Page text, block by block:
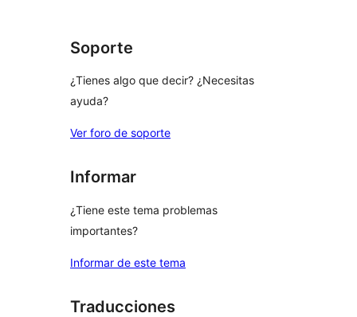
Soporte
¿Tienes algo que decir? ¿Necesitas
ayuda?
Ver foro de soporte
Informar
¿Tiene este tema problemas
importantes?
Informar de este tema
Traducciones